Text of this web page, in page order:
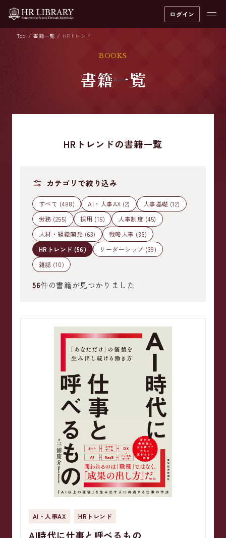
ログイン
Top 書籍一覧 HRトレンド
BOOKS
書籍一覧
HRトレンドの書籍一覧
カテゴリで絞り込み
すべて (488) AI・人事AX (2)
人事基礎 (12)
労務 (255)
採用 (15)
人事制度 (45)
人材・組織開発 (63)
戦略人事 (36)
HRトレンド (56)
リーダーシップ (39)
雑誌 (10)
56件の書籍が見つかりました
AI・人事AX HRトレンド
AI時代に仕事と呼べるもの